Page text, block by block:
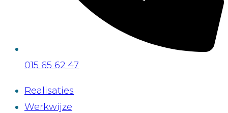
015 65 62 47
Realisaties
Werkwijze